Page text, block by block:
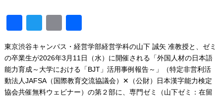
有
東京渋谷キャンパス・経営学部経営学科の山下 誠矢 准教授と、ゼミ
の卒業生が2026年3月11日（水）に開催される「外国人材の日本語
能力育成～大学における「BJT」活用事例報告～」（特定非営利活
動法人JAFSA（国際教育交流協議会）✕（公財）日本漢字能力検定
協会共催無料ウェビナー）の第２部に、専門ゼミ（山下ゼミ：在留